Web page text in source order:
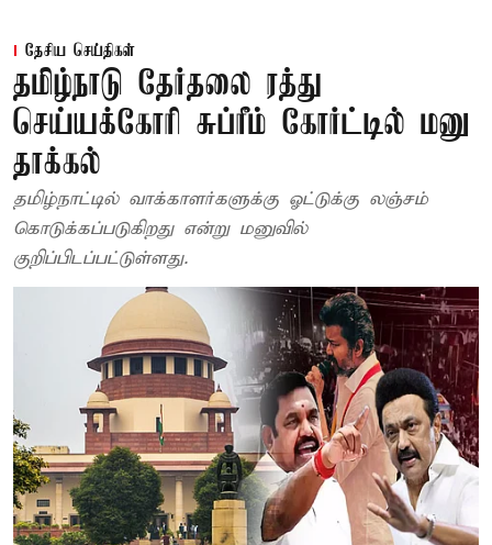
தேசிய செய்திகள்
தமிழ்நாடு தேர்தலை ரத்து
செய்யக்கோரி சுப்ரீம் கோர்ட்டில் மனு
தாக்கல்
தமிழ்நாட்டில் வாக்காளர்களுக்கு ஓட்டுக்கு லஞ்சம்
கொடுக்கப்படுகிறது என்று மனுவில்
குறிப்பிடப்பட்டுள்ளது.